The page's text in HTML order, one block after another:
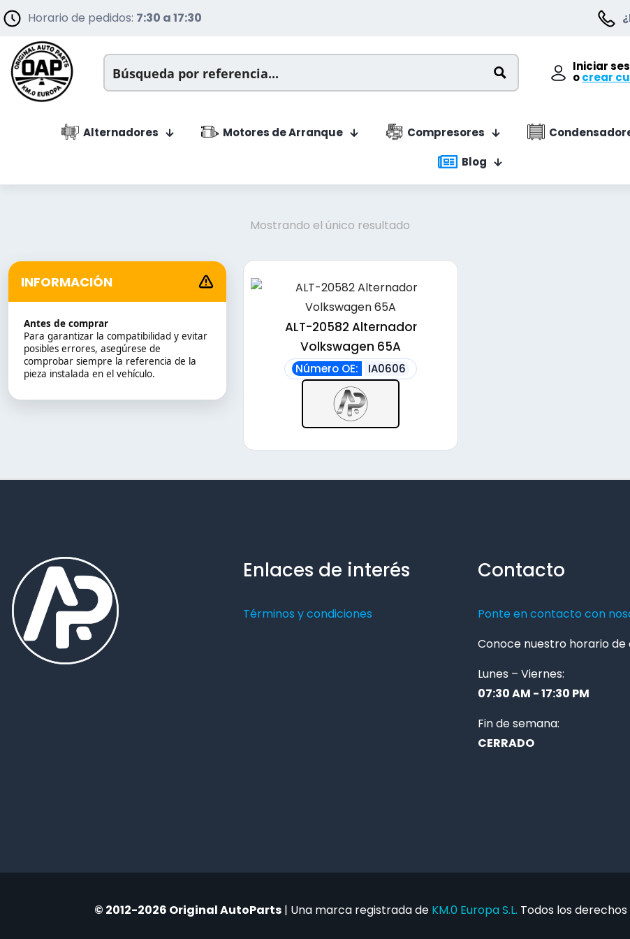
Horario de pedidos: 7:30 a 17:30
Iniciar
ocrear
Alternadores Motores de Arranque Compresores
Blog
INFORMACIÓN
Antes de comprar
Para garantizar la compatibilidad y evitar
posibles errores, asegúrese de
comprobar siempre la referencia de la
pieza instalada en el vehículo.
Mostrando el único resultado
ALT-20582 Alternador
Volkswagen 65A
Número OE: IA0606
Enlaces de interés
Términos y condiciones
Contacto
Ponte en contacto con
Conoce nuestro horario de
Lunes – Viernes:
07:30 AM - 17:30 PM
Fin de semana:
CERRADO
© 2012-2026 Original AutoParts| Una marca registrada de KM.0 Europa S.L. Todos los derechos